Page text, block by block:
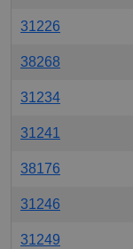
31226
38268
31234
31241
38176
31246
31249